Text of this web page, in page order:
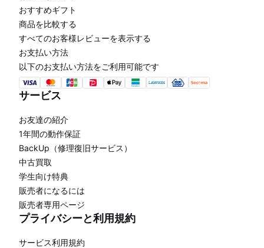
おすすめギフト
商品を比較する
すべてのお客様レビューを表示する
お支払い方法
以下のお支払い方法をご利用可能です
サービス
お友達の紹介
1年間の動作保証
BackUp（修理復旧サービス）
中古買取
学生向け特典
販売者になるには
販売者専用ページ
プライバシーと利用規約
サービス利用規約